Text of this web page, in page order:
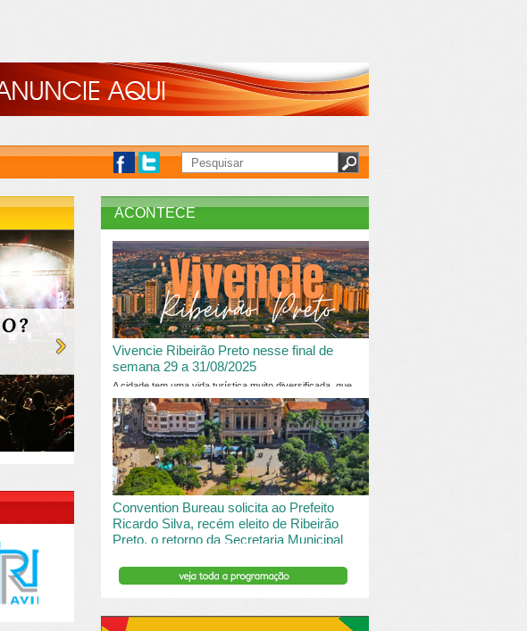
INSERIR DESCRIÇÃO DO POST/PAGINAS
ACONTECE
Vivencie Ribeirão Preto nesse final de
semana 29 a 31/08/2025
A cidade tem uma vida turística muito diversificada, que
vai desde o turismo de saude à contemplação de
passaros....
Convention Bureau solicita ao Prefeito
Ricardo Silva, recém eleito de Ribeirão
Preto, o retorno da Secretaria Municipal
O Ribeirão Preto e Região Convention & Visitors Bureau